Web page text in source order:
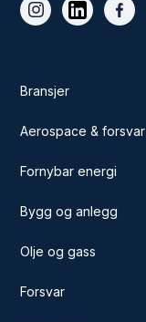
Bransjer
Aerospace & forsvar
Fornybar energi
Bygg og anlegg
Olje og gass
Forsvar